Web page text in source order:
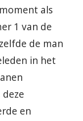
als
1 van de
de man
in het
en